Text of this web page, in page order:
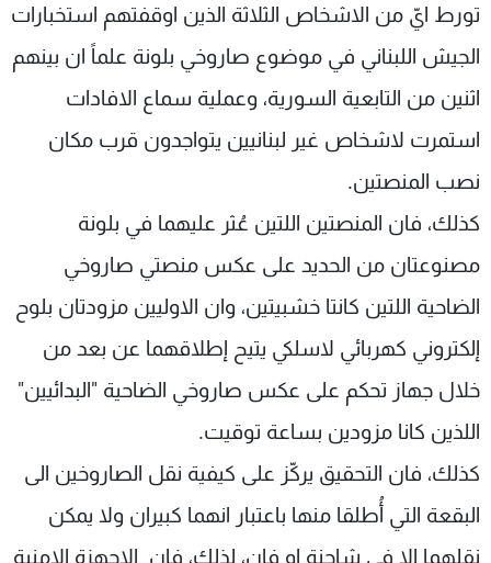
تورط ايّ من الاشخاص الثلاثة الذين اوقفتهم استخبارات
الجيش اللبناني في موضوع صاروخي بلونة علماً ان بينهم
اثنين من التابعية السورية، وعملية سماع الافادات
استمرت لاشخاص غير لبنانيين يتواجدون قرب مكان
نصب المنصتين.
كذلك، فان المنصتين اللتين عُثر عليهما في بلونة
مصنوعتان من الحديد على عكس منصتي صاروخي
الضاحية اللتين كانتا خشبيتين، وان الاوليين مزودتان بلوح
إلكتروني كهربائي لاسلكي يتيح إطلاقهما عن بعد من
خلال جهاز تحكم على عكس صاروخي الضاحية "البدائيين"
اللذين كانا مزودين بساعة توقيت.
كذلك، فان التحقيق يركّز على كيفية نقل الصاروخين الى
البقعة التي أُطلقا منها باعتبار انهما كبيران ولا يمكن
نقلهما الا في شاحنة او فان، لذلك، فان الاجهزة الامنية
عن MTV
الإنـتـاج
لاعلاناتكم
وظائف
تواصل معنا
شروط الإسـتخدام
سياسة الخصوصية